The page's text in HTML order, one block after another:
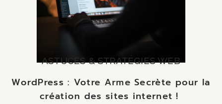
ASTUCES & STRATÉGIES WEB
WordPress : Votre Arme Secrète pour la
création des sites internet !